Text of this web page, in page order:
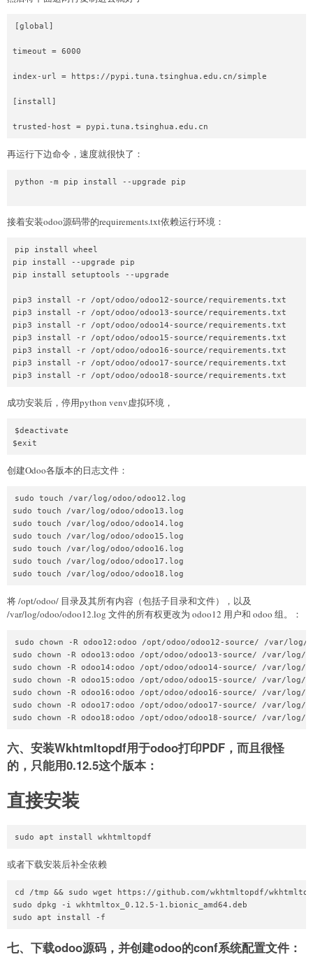
python3 -m venv odoo18-venv
[global]
timeout = 6000
index-url = https://pypi.tuna.tsinghua.edu.cn/simple
[install]
再运行下边命令，速度就很快了：
python -m pip install --upgrade pip
接着安装odoo源码带的requirements.txt依赖运行环境：
pip install wheel
pip install --upgrade pip
pip install setuptools --upgrade
pip3 install -r /opt/odoo/odoo12-source/requirements.txt
pip3 install -r /opt/odoo/odoo13-source/requirements.txt
pip3 install -r /opt/odoo/odoo14-source/requirements.txt
pip3 install -r /opt/odoo/odoo15-source/requirements.txt
pip3 install -r /opt/odoo/odoo16-source/requirements.txt
pip3 install -r /opt/odoo/odoo17-source/requirements.txt
成功安装后，停用python venv虚拟环境，
$deactivate
创建Odoo各版本的日志文件：
sudo touch /var/log/odoo/odoo12.log
sudo touch /var/log/odoo/odoo13.log
sudo touch /var/log/odoo/odoo14.log
sudo touch /var/log/odoo/odoo15.log
sudo touch /var/log/odoo/odoo16.log
sudo touch /var/log/odoo/odoo17.log
将 /opt/odoo/ 目录及其所有内容（包括子目录和文件），以及
/var/log/odoo/odoo12.log 文件的所有权更改为 odoo12 用户和 odoo 组。：
sudo chown -R odoo12:odoo /opt/odoo/odoo12-source/ /var/log/
sudo chown -R odoo13:odoo /opt/odoo/odoo13-source/ /var/log/
sudo chown -R odoo14:odoo /opt/odoo/odoo14-source/ /var/log/
sudo chown -R odoo15:odoo /opt/odoo/odoo15-source/ /var/log/
sudo chown -R odoo16:odoo /opt/odoo/odoo16-source/ /var/log/
sudo chown -R odoo17:odoo /opt/odoo/odoo17-source/ /var/log/
六、安装Wkhtmltopdf用于odoo打印PDF，而且很怪
的，只能用0.12.5这个版本：
直接安装
或者下载安装后补全依赖
cd /tmp && sudo wget https://github.com/wkhtmltopdf/
sudo dpkg -i wkhtmltox_0.12.5-1.bionic_amd64.deb
七、下载odoo源码，并创建odoo的conf系统配置文件：